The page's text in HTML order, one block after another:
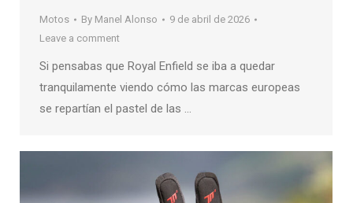
Motos By Manel Alonso
9 de abril de 2026
Leave a comment
Si pensabas que Royal Enfield se iba a quedar
tranquilamente viendo cómo las marcas europeas
se repartían el pastel de las …